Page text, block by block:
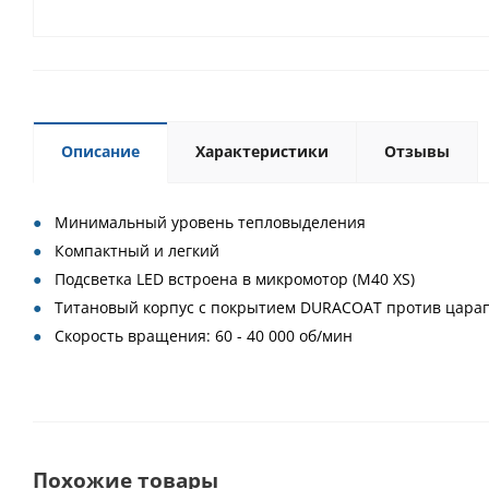
Описание Характеристики Отзывы
Минимальный уровень тепловыделения
Компактный и легкий
Подсветка LED встроена в микромотор (M40 XS)
Титановый корпус с покрытием DURACOAT против
Скорость вращения: 60 - 40 000 об/мин
Похожие товары